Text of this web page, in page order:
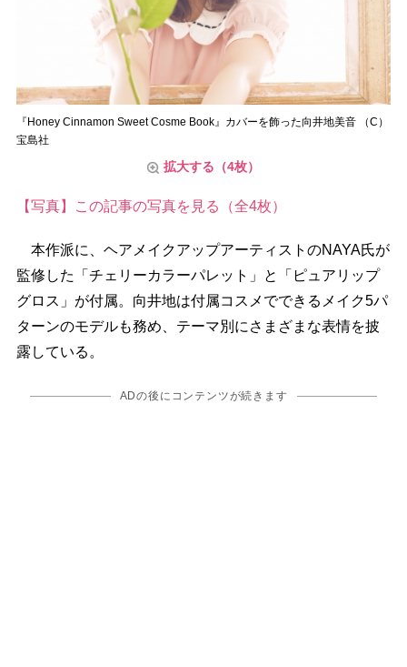
『Honey Cinnamon Sweet Cosme Book』カバーを飾った向井地美音 （C）
宝島社
拡大する（4枚）
【写真】この記事の写真を見る（全4枚）
本作派に、ヘアメイクアップアーティストのNAYA氏が
監修した「チェリーカラーパレット」と「ピュアリップ
グロス」が付属。向井地は付属コスメでできるメイク5パ
ターンのモデルも務め、テーマ別にさまざまな表情を披
露している。
ADの後にコンテンツが続きます